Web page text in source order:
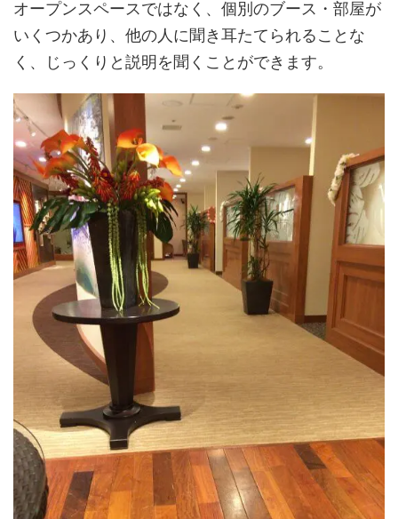
オープンスペースではなく、個別のブース・部屋が
いくつかあり、他の人に聞き耳たてられることな
く、じっくりと説明を聞くことができます。